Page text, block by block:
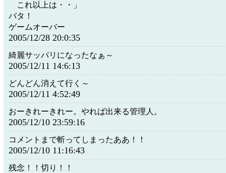
これ以上は・・」
バタ！
ゲームオーバー
2005/12/28 20:0:35
綺麗サッパリになったなぁ～
2005/12/11 14:6:13
どんどん消えて行く～
2005/12/11 4:52:49
おーきれーきれー。やれば出来る管理人。
2005/12/10 23:59:16
コメントまで斬ってしまったああ！！
2005/12/10 11:16:43
残念！！切り！！